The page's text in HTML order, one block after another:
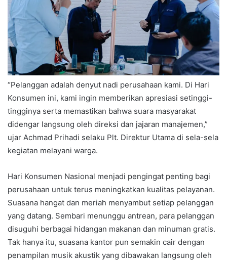
“Pelanggan adalah denyut nadi perusahaan kami. Di Hari
Konsumen ini, kami ingin memberikan apresiasi setinggi-
tingginya serta memastikan bahwa suara masyarakat
didengar langsung oleh direksi dan jajaran manajemen,”
ujar Achmad Prihadi selaku Plt. Direktur Utama di sela-sela
kegiatan melayani warga.
Hari Konsumen Nasional menjadi pengingat penting bagi
perusahaan untuk terus meningkatkan kualitas pelayanan.
Suasana hangat dan meriah menyambut setiap pelanggan
yang datang. Sembari menunggu antrean, para pelanggan
disuguhi berbagai hidangan makanan dan minuman gratis.
Tak hanya itu, suasana kantor pun semakin cair dengan
penampilan musik akustik yang dibawakan langsung oleh